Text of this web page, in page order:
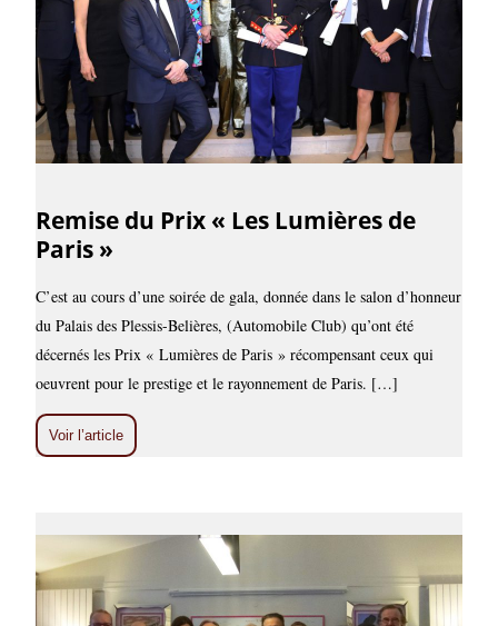
Remise du Prix « Les Lumières de
Paris »
C’est au cours d’une soirée de gala, donnée dans le salon d’honneur
du Palais des Plessis-Belières, (Automobile Club) qu’ont été
décernés les Prix « Lumières de Paris » récompensant ceux qui
oeuvrent pour le prestige et le rayonnement de Paris. […]
Voir l’article